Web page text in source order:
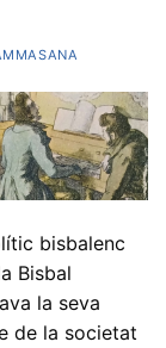
bisbalenc
Bisbal
la seva
de la societat